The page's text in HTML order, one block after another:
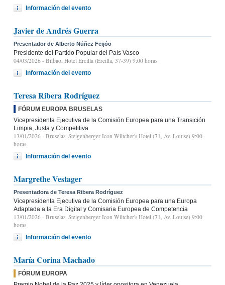
Información del evento
Javier de Andrés Guerra
Presentador de Alberto Núñez Feijóo
Presidente del Partido Popular del País Vasco
04/03/2026 - Bilbao, Hotel Ercilla (Ercilla, 37-39) 9:00 horas
Información del evento
Teresa Ribera Rodríguez
FÓRUM EUROPA BRUSELAS
Vicepresidenta Ejecutiva de la Comisión Europea para una Transición
Limpia, Justa y Competitiva
13/01/2026 - Bruselas, Steigenberger Icon Wiltcher's Hotel (71, Av. Louise) 9:00
horas
Información del evento
Margrethe Vestager
Presentadora de Teresa Ribera Rodríguez
Vicepresidenta Ejecutiva de la Comisión Europea para una Europa
Adaptada a la Era Digital y Comisaria Europea de Competencia
13/01/2026 - Bruselas, Steigenberger Icon Wiltcher's Hotel (71, Av. Louise) 9:00
horas
Información del evento
María Corina Machado
FÓRUM EUROPA